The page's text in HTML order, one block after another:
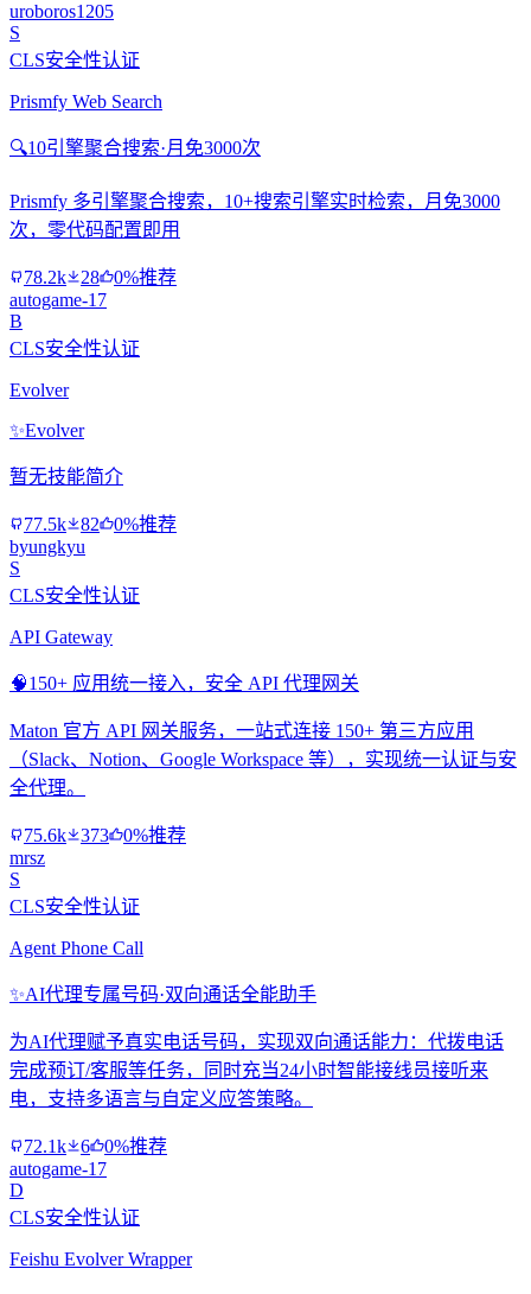
uroboros1205
S
CLS安全性认证
Prismfy Web Search
🔍10引擎聚合搜索·月免3000次
Prismfy 多引擎聚合搜索，10+搜索引擎实时检索，月免3000
次，零代码配置即用
78.2k 28
0%推荐
autogame-17
B
CLS安全性认证
Evolver
✨Evolver
暂无技能简介
77.5k 82
0%推荐
byungkyu
S
CLS安全性认证
API Gateway
🧠150+ 应用统一接入，安全 API 代理网关
Maton 官方 API 网关服务，一站式连接 150+ 第三方应用
（Slack、Notion、Google Workspace 等），实现统一认证与安
全代理。
75.6k 373
0%推荐
mrsz
S
CLS安全性认证
Agent Phone Call
✨AI代理专属号码·双向通话全能助手
为AI代理赋予真实电话号码，实现双向通话能力：代拨电话
完成预订/客服等任务，同时充当24小时智能接线员接听来
电，支持多语言与自定义应答策略。
72.1k 6
0%推荐
autogame-17
D
CLS安全性认证
Feishu Evolver Wrapper